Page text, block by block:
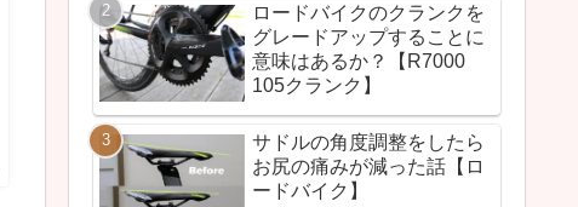
ロードバイクのクランクを
グレードアップすることに
意味はあるか？【R7000
105クランク】
サドルの角度調整をしたら
お尻の痛みが減った話【ロ
ードバイク】